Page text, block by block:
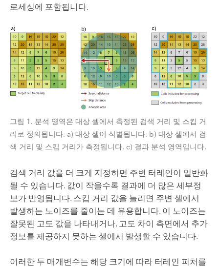
로세싱에 포함됩니다.
그림 1. 분석 영역은 대상 셀에서 측정된 검색 거리 및 스킵 거
리로 정의됩니다. a) 대상 셀이 식별됩니다. b) 대상 셀에서 검
색 거리 및 스킵 거리가 측정됩니다. c) 결과 분석 영역입니다.
검색 거리 값을 더 크게 지정하면 주변 터레인이 일반화
될 수 있습니다. 값이 작을수록 결과에 더 많은 세부정
보가 반영됩니다. 스킵 거리 값을 늘리면 주변 셀에서
발생하는 노이즈를 줄이는 데 유용합니다. 이 노이즈는
잘못된 고도 값을 나타내거나, 고도 차이 측면에서 추가
정보를 제공하지 못하는 셀에서 발생할 수 있습니다.
이러한 두 매개변수는 해당 크기에 따라 터레인 피처를